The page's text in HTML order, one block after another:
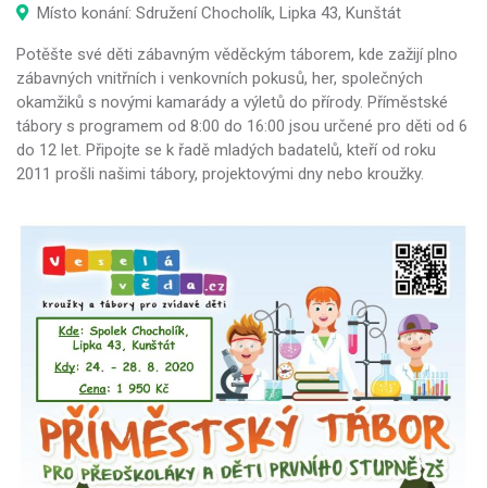
Místo konání: Sdružení Chocholík, Lipka 43, Kunštát
Potěšte své děti zábavným věděckým táborem, kde zažijí plno
zábavných vnitřních i venkovních pokusů, her, společných
okamžiků s novými kamarády a výletů do přírody. Příměstské
tábory s programem od 8:00 do 16:00 jsou určené pro děti od 6
do 12 let. Připojte se k řadě mladých badatelů, kteří od roku
2011 prošli našimi tábory, projektovými dny nebo kroužky.